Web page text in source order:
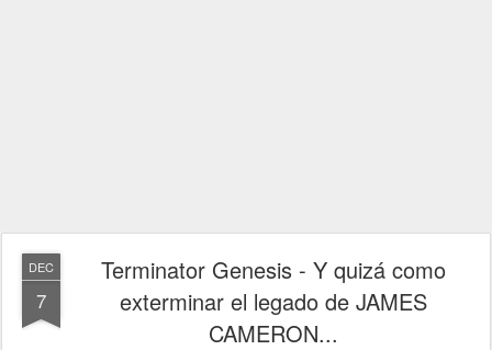
DEC
7
Terminator Genesis - Y quizá como
exterminar el legado de JAMES
CAMERON...